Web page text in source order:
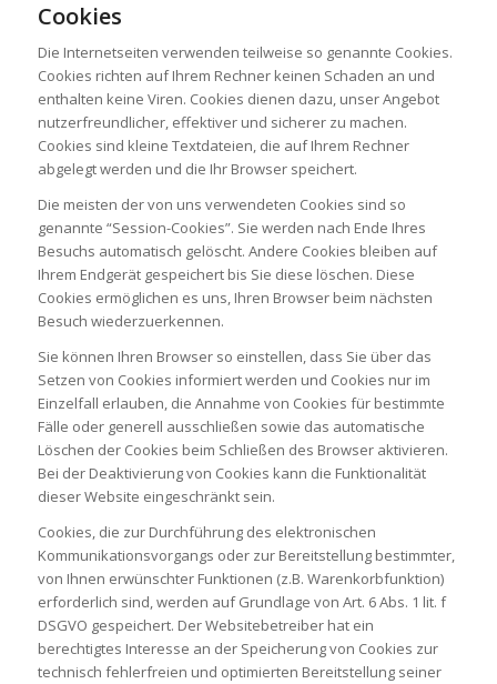
Cookies
Die Internetseiten verwenden teilweise so genannte Cookies.
Cookies richten auf Ihrem Rechner keinen Schaden an und
enthalten keine Viren. Cookies dienen dazu, unser Angebot
nutzerfreundlicher, effektiver und sicherer zu machen.
Cookies sind kleine Textdateien, die auf Ihrem Rechner
abgelegt werden und die Ihr Browser speichert.
Die meisten der von uns verwendeten Cookies sind so
genannte “Session-Cookies”. Sie werden nach Ende Ihres
Besuchs automatisch gelöscht. Andere Cookies bleiben auf
Ihrem Endgerät gespeichert bis Sie diese löschen. Diese
Cookies ermöglichen es uns, Ihren Browser beim nächsten
Besuch wiederzuerkennen.
Sie können Ihren Browser so einstellen, dass Sie über das
Setzen von Cookies informiert werden und Cookies nur im
Einzelfall erlauben, die Annahme von Cookies für bestimmte
Fälle oder generell ausschließen sowie das automatische
Löschen der Cookies beim Schließen des Browser aktivieren.
Bei der Deaktivierung von Cookies kann die Funktionalität
dieser Website eingeschränkt sein.
Cookies, die zur Durchführung des elektronischen
Kommunikationsvorgangs oder zur Bereitstellung bestimmter,
von Ihnen erwünschter Funktionen (z.B. Warenkorbfunktion)
erforderlich sind, werden auf Grundlage von Art. 6 Abs. 1 lit. f
DSGVO gespeichert. Der Websitebetreiber hat ein
berechtigtes Interesse an der Speicherung von Cookies zur
technisch fehlerfreien und optimierten Bereitstellung seiner